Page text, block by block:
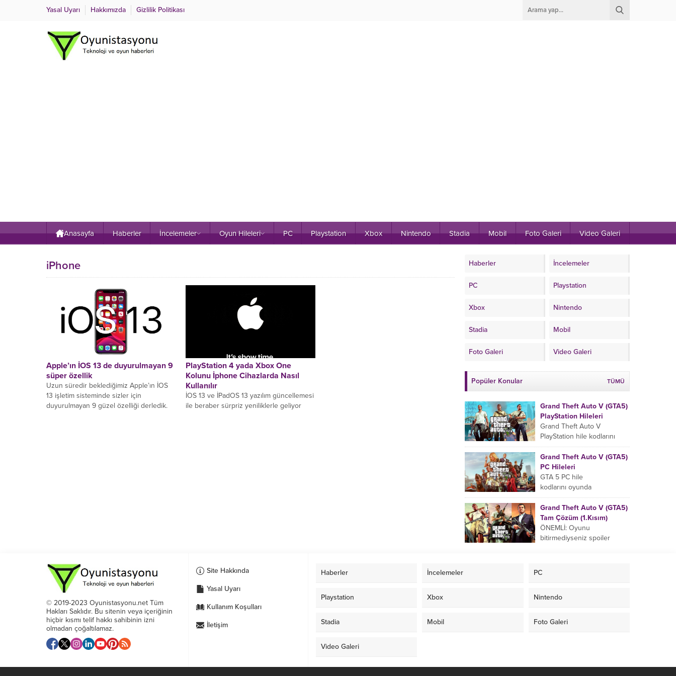
Yasal Uyarı Hakkımızda Gizlilik Politikası
Anasayfa Haberler İncelemeler Oyun Hileleri PC Playstation Xbox Nintendo Stadia Mobil Foto Galeri Video Galeri
iPhone
Apple’ın İOS 13 de duyurulmayan 9
süper özellik
Uzun süredir beklediğimiz Apple’ın İOS
13 işletim sisteminde sizler için
duyurulmayan 9 güzel özelliği derledik.
PlayStation 4 yada Xbox One
Kolunu İphone Cihazlarda Nasıl
Kullanılır
İOS 13 ve İPadOS 13 yazılım güncellemesi
ile beraber sürpriz yeniliklerle geliyor
Haberler İncelemeler
PC Playstation
Xbox Nintendo
Stadia Mobil
Foto Galeri Video Galeri
Popüler Konular TÜMÜ
Grand Theft Auto V (GTA5)
PlayStation Hileleri
Grand Theft Auto V
PlayStation hile kodlarını
oyun esnasında sıralamaya
uyarak gire bilirsiniz yada
pause ekranında da bu hile
kodlarını...
Grand Theft Auto V (GTA5)
PC Hileleri
GTA 5 PC hile
kodlarını oyunda
aktifleştirmek için aşağıdaki
hile kodlarını klavyenizdeki ,
veya tuşuna basarak açılan
bölüme girin....
Grand Theft Auto V (GTA5)
Tam Çözüm (1.Kısım)
ÖNEMLİ: Oyunu
bitirmediyseniz spoiler
geçin. HİKAYE Kuzey
suç ortaklarından...
© 2019-2023 Oyunistasyonu.net Tüm
Hakları Saklıdır. Bu sitenin veya içeriğinin
hiçbir kısmı telif hakkı sahibinin izni
olmadan çoğaltılamaz.
Site Hakkında
Yasal Uyarı
Kullanım Koşulları
İletişim
Haberler İncelemeler PC
Playstation Xbox Nintendo
Stadia Mobil Foto Galeri
Video Galeri